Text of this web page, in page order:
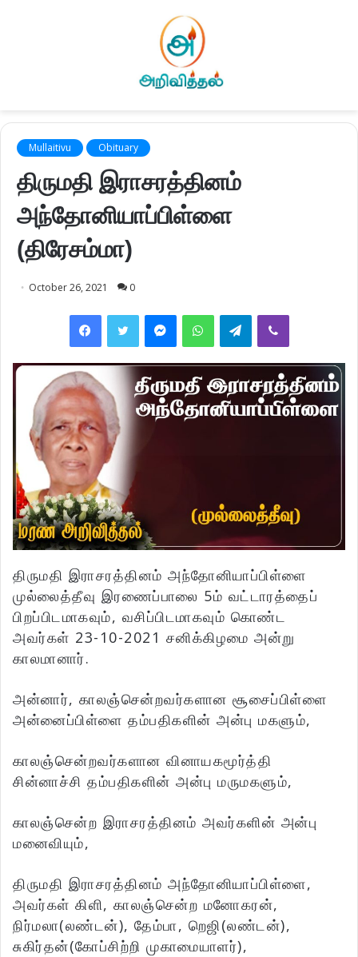
Mullaitivu Obituary
திருமதி இராசரத்தினம்
அந்தோனியாப்பிள்ளை
(திரேசம்மா)
October 26, 2021 0
FacebookTwitter MessengerWhatsAppTelegramViber
திருமதி இராசரத்தினம் அந்தோனியாப்பிள்ளை
முல்லைத்தீவு இரணைப்பாலை 5ம் வட்டாரத்தைப்
பிறப்பிடமாகவும், வசிப்பிடமாகவும் கொண்ட
அவர்கள் 23-10-2021 சனிக்கிழமை அன்று
காலமானார்.
அன்னார், காலஞ்சென்றவர்களான சூசைப்பிள்ளை
அன்னைப்பிள்ளை தம்பதிகளின் அன்பு மகளும்,
காலஞ்சென்றவர்களான வினாயகமூர்த்தி
சின்னாச்சி தம்பதிகளின் அன்பு மருமகளும்,
காலஞ்சென்ற இராசரத்தினம் அவர்களின் அன்பு
மனைவியும்,
திருமதி இராசரத்தினம் அந்தோனியாப்பிள்ளை,
அவர்கள் கிளி, காலஞ்சென்ற மனோகரன்,
நிர்மலா(லண்டன்), தேம்பா, றெஜி(லண்டன்),
சுகிர்தன்(கோப்சிற்றி முகாமையாளர்),